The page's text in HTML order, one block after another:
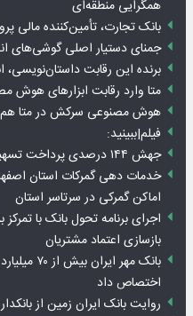
همگرایی منطقه‌ای
بانک تجارت، تأمین‌کننده مالی پروژه
جمنای دستیار اصلی گوشی‌های
برنده این رقابت داستان‌نویسی،
متا وارد رقابت ابزارهای هوش
هوش مصنوعی سرکش در متا هم
فیلم|ببینید:
جهش ۱۴۴ درصدی پرداخت تسهیلات مکانیزاسیون توسط بانک کشاورزی
خدمات دهی گمرکات استان
اماکن گمرکی در سرتاسر استان
اجرای برنامه تحول بانک با تمرکز
بازسازی اعتماد مشتریان
بانک مهر
اختصاص داد
روایت بانک ایران زمین از